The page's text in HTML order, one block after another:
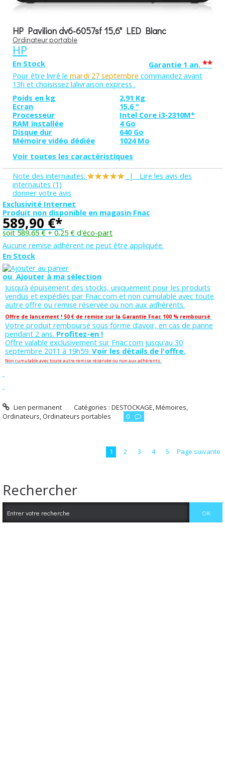
HP Pavilion dv6-6057sf 15,6" LED Blanc
Ordinateur portable
HP
En Stock Garantie 1 an. **
Pour être livré le mardi 27 septembre commandez avant
13h et choisissez lalivraison express .
Poids en kg
2,91 Kg
Ecran
15,6 "
Processeur
Intel Core i3-2310M*
RAM installée
4 Go
Disque dur
640 Go
Mémoire vidéo dédiée
1024 Mo
Voir toutes les caractéristiques
Note des internautes:
|
Lire les avis des
internautes (1)
donner votre avis
Exclusivité Internet
Produit non disponible en magasin Fnac
589,90 €*
soit 589,65 € + 0,25 € d'éco-part
Aucune remise adhérent ne peut être appliquée.
En Stock
ouAjouter à ma sélection
Jusqu’à épuisement des stocks, uniquement pour les produits
vendus et expédiés par Fnac.com et non cumulable avec toute
autre offre ou remise réservée ou non aux adhérents.
Offre de lancement ! 50 € de remise sur la Garantie Fnac 100 % remboursé
Votre produit remboursé sous forme d’avoir, en cas de panne
pendant 2 ans. Profitez-en !
Offre valable exclusivement sur Fnac.com jusqu'au 30
septembre 2011 à 19h59. Voir les détails de l'offre.
Non cumulable avec toute autre remise réservée ou non aux adhérents.
Lien permanent Catégories :DESTOCKAGE,Mémoires,
Ordinateurs,Ordinateurs portables 0
1 2 3 4 5 Page suivante
Rechercher